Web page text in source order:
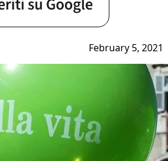
February 5, 2021